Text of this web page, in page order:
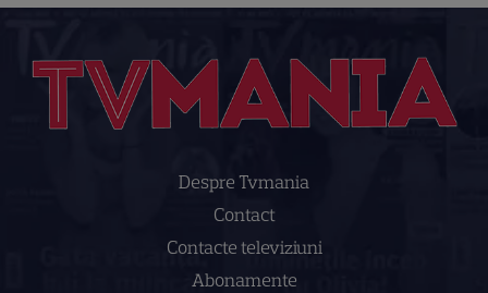
Despre Tvmania
Contact
Contacte televiziuni
Abonamente